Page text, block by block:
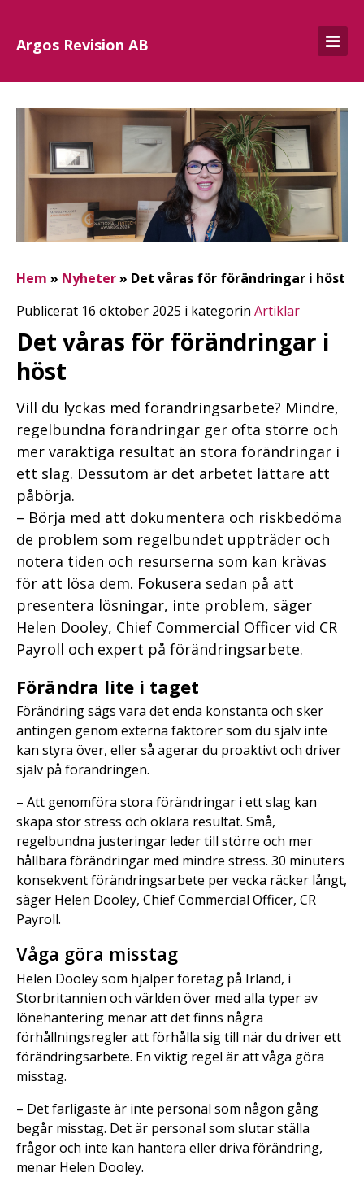
Argos Revision AB
Hem » Nyheter» Det våras för förändringar i höst
Publicerat 16 oktober 2025 i kategorin Artiklar
Det våras för förändringar i
höst
Vill du lyckas med förändringsarbete? Mindre,
regelbundna förändringar ger ofta större och
mer varaktiga resultat än stora förändringar i
ett slag. Dessutom är det arbetet lättare att
påbörja.
– Börja med att dokumentera och riskbedöma
de problem som regelbundet uppträder och
notera tiden och resurserna som kan krävas
för att lösa dem. Fokusera sedan på att
presentera lösningar, inte problem, säger
Helen Dooley, Chief Commercial Officer vid CR
Payroll och expert på förändringsarbete.
Förändra lite i taget
Förändring sägs vara det enda konstanta och sker
antingen genom externa faktorer som du själv inte
kan styra över, eller så agerar du proaktivt och driver
själv på förändringen.
– Att genomföra stora förändringar i ett slag kan
skapa stor stress och oklara resultat. Små,
regelbundna justeringar leder till större och mer
hållbara förändringar med mindre stress. 30 minuters
konsekvent förändringsarbete per vecka räcker långt,
säger Helen Dooley, Chief Commercial Officer, CR
Payroll.
Våga göra misstag
Helen Dooley som hjälper företag på Irland, i
Storbritannien och världen över med alla typer av
lönehantering menar att det finns några
förhållningsregler att förhålla sig till när du driver ett
förändringsarbete. En viktig regel är att våga göra
misstag.
– Det farligaste är inte personal som någon gång
begår misstag. Det är personal som slutar ställa
frågor och inte kan hantera eller driva förändring,
menar Helen Dooley.